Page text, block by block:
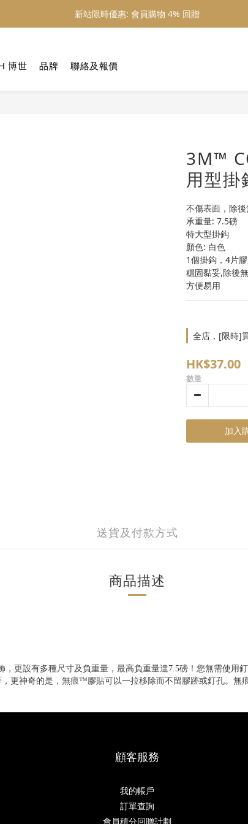
新站限時優惠: 會員購物 4% 回贈
新站限時優惠: 會員購物 4% 回贈
新站限時優惠: 會員購物 4% 回贈
博世 品牌 聯絡及報價
3M™
用型
不傷表面，除後
承重量: 7.5磅
特大型掛鈎
顏色: 白色
1個掛鈎，4片
穩固黏妥,除後
方便易用
全店，[限時]
HK$37.00
數量
加入
送貨及付款方式
商品描述
更設有多種尺寸及負重量，最高負重量達7.5磅！您無需使
更神奇的是，無痕™膠貼可以一拉移除而不留膠跡或釘孔。
顧客服務
我的帳戶
訂單查詢
會員積分回贈計劃